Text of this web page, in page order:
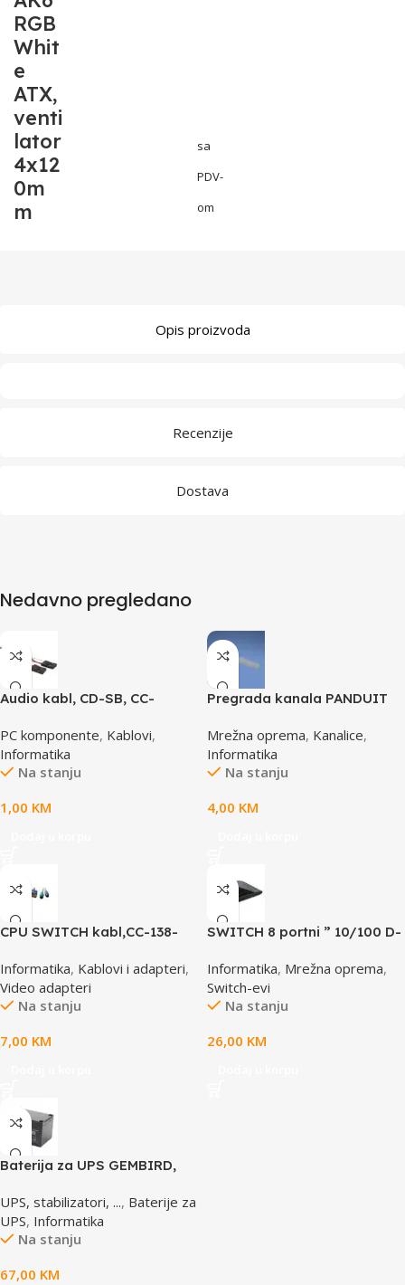
RGB
Whit
e
ATX,
venti
lator
4x12
0m
m
sa
PDV-
om
Opis proizvoda
Recenzije
Dostava
Nedavno pregledano
Audio kabl, CD-SB, CC-
PC komponente, Kablovi,
Informatika
Na stanju
1,00 KM
Pregrada kanala PANDUIT
Mrežna oprema, Kanalice,
Informatika
Na stanju
4,00 KM
CPU SWITCH kabl,CC-138-
Informatika, Kablovi i adapteri,
Video adapteri
Na stanju
7,00 KM
SWITCH 8 portni ” 10/100 D-
Informatika, Mrežna oprema,
Switch-evi
Na stanju
26,00 KM
Baterija za UPS GEMBIRD,
UPS, stabilizatori, ..., Baterije za
UPS, Informatika
Na stanju
67,00 KM